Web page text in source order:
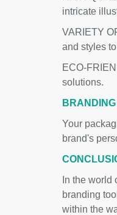
intricate
VARIETY
and styles
ECO-
solutions.
Your
brand's
In the
branding
within the